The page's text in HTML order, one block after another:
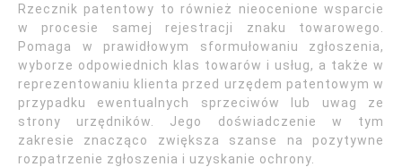
Rzecznik patentowy to również nieocenione wsparcie
w procesie samej rejestracji znaku towarowego.
Pomaga w prawidłowym sformułowaniu zgłoszenia,
wyborze odpowiednich klas towarów i usług, a także w
reprezentowaniu klienta przed urzędem patentowym w
przypadku ewentualnych sprzeciwów lub uwag ze
strony urzędników. Jego doświadczenie w tym
zakresie znacząco zwiększa szanse na pozytywne
rozpatrzenie zgłoszenia i uzyskanie ochrony.